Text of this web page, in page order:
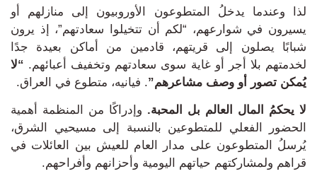
لذا وعندما يدخلُ المتطوعون الأوروبيون إلى منازلهم أو
يسيرون في شوارعهم، “لكم أن تتخيلوا سعادتهم”، إذ يرون
شبابًا يصلون إلى قريتهم، قادمين من أماكن بعيدة جدًا
لخدمتهم بلا أجر أو غاية سوى سعادتهم وتخفيف أعبائهم. “لا
يُمكن تصور أو وصف مشاعرهم”. فيانيه، متطوع في العراق.
لا يحكمُ المال العالم بل المحبة. وإدراكًا من المنظمة أهمية
الحضور الفعلي للمتطوعين بالنسبة إلى مسيحيي الشرق،
يُرسلُ المتطوعون على مدار العام للعيش بين العائلات في
قراهم ولمشاركتهم حياتهم اليومية وأحزانهم وأفراحهم.